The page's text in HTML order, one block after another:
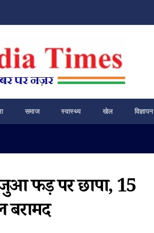
समाज स्वास्थ्य खेल विज्ञापन
जुआ फड़ पर छापा, 15